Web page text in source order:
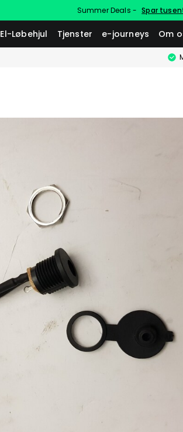
Summer Deals - Spar
El-Løbehjul Tjenster e-journeys Om